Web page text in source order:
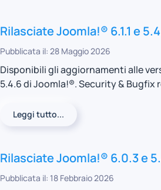
Rilasciate Joomla!® 6.1.1 e
Pubblicata il: 28 Maggio 2026
Disponibili gli aggiornamenti alle
5.4.6 di Joomla!®. Security & Bugfix
Leggi tutto...
Rilasciate Joomla!® 6.0.3 e
Pubblicata il: 18 Febbraio 2026